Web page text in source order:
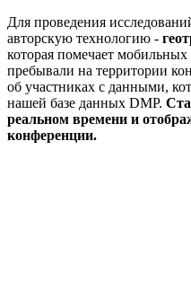
Для проведения
авторскую технологию -
которая помечает мобильных
пребывали на территории
об участниках с данными,
нашей базе данных DMP.
реальном времени и
конференции.